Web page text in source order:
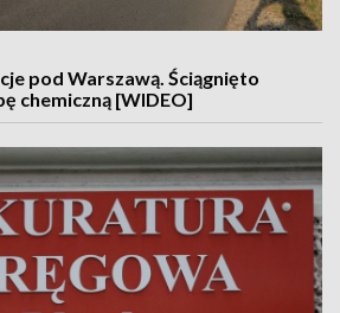
pod Warszawą. Ściągnięto
chemiczną [WIDEO]